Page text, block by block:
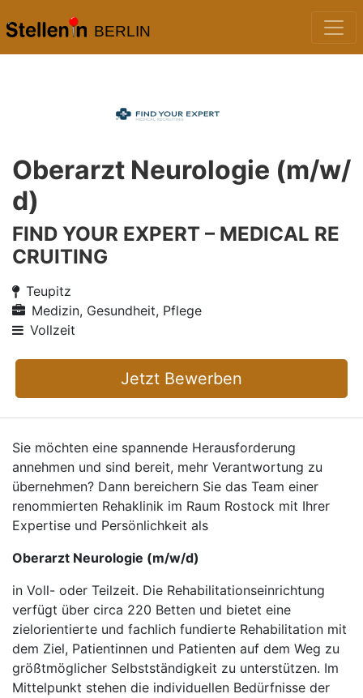
BERLIN
Oberarzt Neurologie (m/w/
d)
FIND YOUR EXPERT – MEDICAL RE
CRUITING
Teupitz
Medizin, Gesundheit, Pflege
Vollzeit
Jetzt Bewerben
Sie möchten eine spannende Herausforderung
annehmen und sind bereit, mehr Verantwortung zu
übernehmen? Dann bereichern Sie das Team einer
renommierten Rehaklinik im Raum Rostock mit Ihrer
Expertise und Persönlichkeit als
Oberarzt Neurologie (m/w/d)
in Voll- oder Teilzeit. Die Rehabilitationseinrichtung
verfügt über circa 220 Betten und bietet eine
zielorientierte und fachlich fundierte Rehabilitation mit
dem Ziel, Patientinnen und Patienten auf dem Weg zu
größtmöglicher Selbstständigkeit zu unterstützen. Im
Mittelpunkt stehen die individuellen Bedürfnisse der